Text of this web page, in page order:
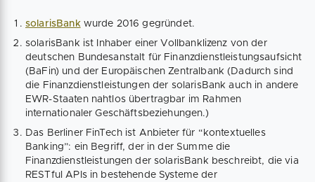
solarisBankwurde 2016 gegründet.
solarisBank ist Inhaber einer Vollbanklizenz von der
deutschen Bundesanstalt für Finanzdienstleistungsaufsicht
(BaFin) und der Europäischen Zentralbank (Dadurch sind
die Finanzdienstleistungen der solarisBank auch in andere
EWR-Staaten nahtlos übertragbar im Rahmen
internationaler Geschäftsbeziehungen.)
Das Berliner FinTech ist Anbieter für “kontextuelles
Banking”: ein Begriff, der in der Summe die
Finanzdienstleistungen der solarisBank beschreibt, die via
RESTful APIs in bestehende Systeme der